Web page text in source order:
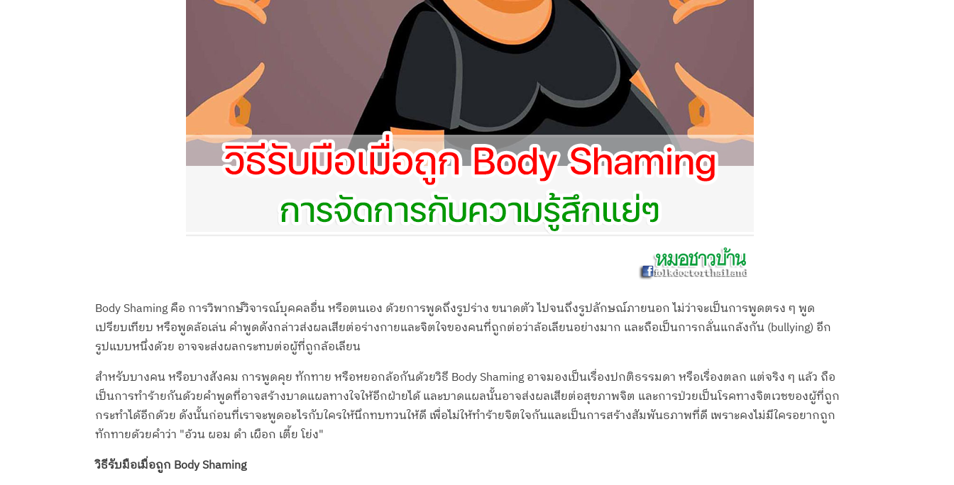
Body Shaming คือ การวิพากษ์วิจารณ์บุคคลอื่น หรือตนเอง ด้วยการพูดถึงรูปร่าง ขนาดตัว ไปจนถึงรูปลักษณ์ภายนอก ไม่ว่าจะเป็นการพูดตรง ๆ พูด
เปรียบเทียบ หรือพูดล้อเล่น คำพูดดังกล่าวส่งผลเสียต่อร่างกายและจิตใจของคนที่ถูกต่อว่าล้อเลียนอย่างมาก และถือเป็นการกลั่นแกล้งกัน (bullying) อีก
รูปแบบหนึ่งด้วย อาจจะส่งผลกระทบต่อผู้ที่ถูกล้อเลียน
สำหรับบางคน หรือบางสังคม การพูดคุย ทักทาย หรือหยอกล้อกันด้วยวิธี Body Shaming อาจมองเป็นเรื่องปกติธรรมดา หรือเรื่องตลก แต่จริง ๆ แล้ว ถือ
เป็นการทำร้ายกันด้วยคำพูดที่อาจสร้างบาดแผลทางใจให้อีกฝ่ายได้ และบาดแผลนั้นอาจส่งผลเสียต่อสุขภาพจิต และการป่วยเป็นโรคทางจิตเวชของผู้ที่ถูก
กระทำได้อีกด้วย ดังนั้นก่อนที่เราจะพูดอะไรกับใครให้นึกทบทวนให้ดี เพื่อไม่ให้ทำร้ายจิตใจกันและเป็นการสร้างสัมพันธภาพที่ดี เพราะคงไม่มีใครอยากถูก
ทักทายด้วยคำว่า "อ้วน ผอม ดำ เผือก เตี้ย โย่ง"
วิธีรับมือเมื่อถูก Body Shaming